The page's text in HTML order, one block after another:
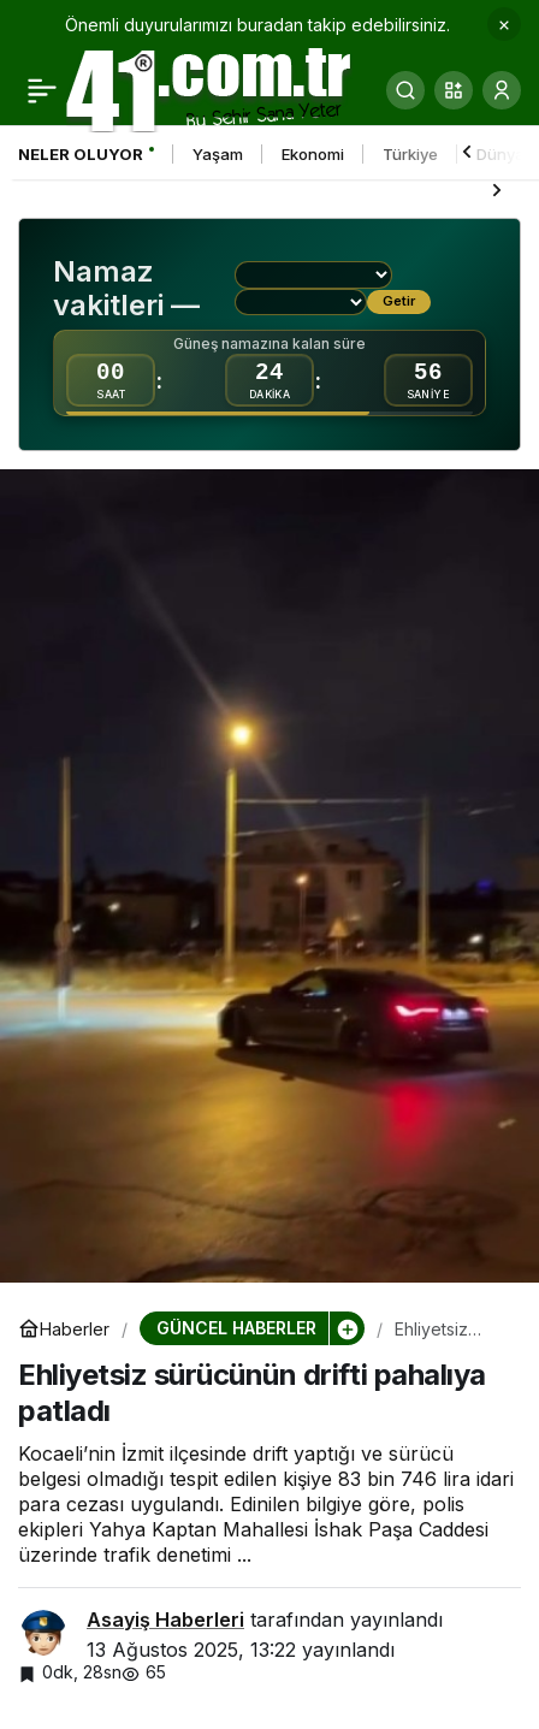
Önemli duyurularımızı buradan takip edebilirsiniz.
NELER OLUYOR Yaşam Ekonomi Türkiye Dünya
Namaz
vakitleri —
Getir
Güneş namazına kalan süre
00
SAAT
: 24
DAKİKA
: 56
SANİYE
Haberler GÜNCEL HABERLER
Ehliyetsiz
drifti pahalıya
patladı
Ehliyetsiz sürücünün drifti pahalıya
patladı
Kocaeli’nin İzmit ilçesinde drift yaptığı ve sürücü
belgesi olmadığı tespit edilen kişiye 83 bin 746 lira idari
para cezası uygulandı. Edinilen bilgiye göre, polis
ekipleri Yahya Kaptan Mahallesi İshak Paşa Caddesi
üzerinde trafik denetimi ...
Asayiş Haberleri tarafından yayınlandı
13 Ağustos 2025, 13:22 yayınlandı
0dk, 28sn 65
Milli İrade Meydanı
otoparkıyla rahatlık
sağlıyor
0 Paylaş